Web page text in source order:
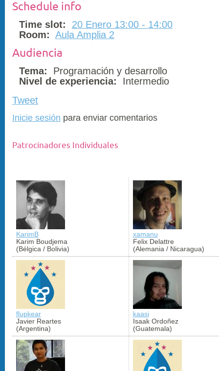
Schedule info
Time slot:
20 Enero 13:00 - 14:00
Room: Aula Amplia 2
Audiencia
Tema:
Programación y desarrollo
Nivel de experiencia:
Intermedio
Tweet
Inicie sesión para enviar comentarios
Patrocinadores Individuales
KarimB
Karim Boudjema
(Bélgica / Bolivia)
xamanu
Felix Delattre
(Alemania / Nicaragua)
flupkear
Javier Reartes
(Argentina)
kaasi
Isaak Ordoñez
(Guatemala)